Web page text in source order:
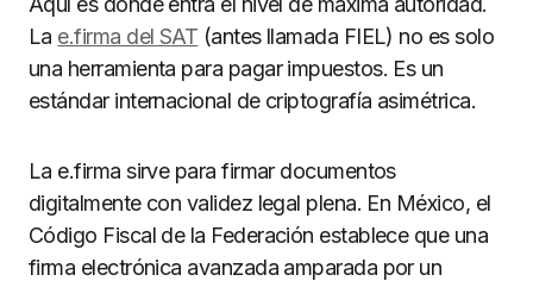
La e.firma del SAT (antes llamada FIEL) no es solo
una herramienta para pagar impuestos. Es un
estándar internacional de criptografía asimétrica.
La e.firma sirve para firmar documentos
digitalmente con validez legal plena. En México, el
Código Fiscal de la Federación establece que una
firma electrónica avanzada amparada por un